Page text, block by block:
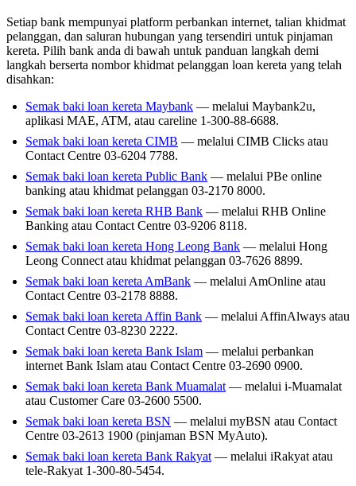
Setiap bank mempunyai platform perbankan internet, talian khidmat
pelanggan, dan saluran hubungan yang tersendiri untuk pinjaman
kereta. Pilih bank anda di bawah untuk panduan langkah demi
langkah berserta nombor khidmat pelanggan loan kereta yang telah
disahkan:
Semak baki loan kereta Maybank — melalui Maybank2u,
aplikasi MAE, ATM, atau careline 1-300-88-6688.
Semak baki loan kereta CIMB — melalui CIMB Clicks atau
Contact Centre 03-6204 7788.
Semak baki loan kereta Public Bank — melalui PBe online
banking atau khidmat pelanggan 03-2170 8000.
Semak baki loan kereta RHB Bank — melalui RHB Online
Banking atau Contact Centre 03-9206 8118.
Semak baki loan kereta Hong Leong Bank — melalui Hong
Leong Connect atau khidmat pelanggan 03-7626 8899.
Semak baki loan kereta AmBank — melalui AmOnline atau
Contact Centre 03-2178 8888.
Semak baki loan kereta Affin Bank — melalui AffinAlways atau
Contact Centre 03-8230 2222.
Semak baki loan kereta Bank Islam — melalui perbankan
internet Bank Islam atau Contact Centre 03-2690 0900.
Semak baki loan kereta Bank Muamalat — melalui i-Muamalat
atau Customer Care 03-2600 5500.
Semak baki loan kereta BSN — melalui myBSN atau Contact
Centre 03-2613 1900 (pinjaman BSN MyAuto).
Semak baki loan kereta Bank Rakyat — melalui iRakyat atau
tele-Rakyat 1-300-80-5454.